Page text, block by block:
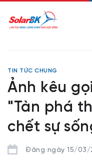
TIN TỨC CHUNG
Ảnh kêu
"Tàn phá
chết sự
Đăng ngày 15/03/